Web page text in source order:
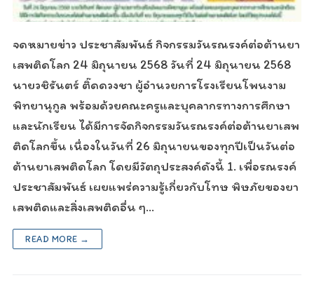
จดหมายข่าว ประชาสัมพันธ์ กิจกรรมวันรณรงค์ต่อต้านยา
เสพติดโลก 24 มิถุนายน 2568 วันที่ 24 มิถุนายน 2568
นายวชิรันตร์ ติ๊ดดวงชา ผู้อำนวยการโรงเรียนโพนงาม
พิทยานุกูล พร้อมด้วยคณะครูและบุคลากรทางการศึกษา
และนักเรียน ได้มีการจัดกิจกรรมวันรณรงค์ต่อต้านยาเสพ
ติดโลกขึ้น เนื่องในวันที่ 26 มิถุนายนของทุกปีเป็นวันต่อ
ต้านยาเสพติดโลก โดยมีวัตถุประสงค์ดังนี้ 1. เพื่อรณรงค์
ประชาสัมพันธ์ เผยแพร่ความรู้เกี่ยวกับโทษ พิษภัยของยา
เสพติดและสิ่งเสพติดอื่น ๆ…
READ MORE →